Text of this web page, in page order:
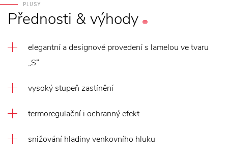
PLUSY
Přednosti &výhody
elegantní a designové provedení s lamelou ve tvaru
„S“
vysoký stupeň zastínění
termoregulační i ochranný efekt
snižování hladiny venkovního hluku